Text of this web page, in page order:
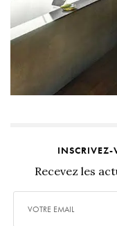
INSCRIVEZ-
Recevez les